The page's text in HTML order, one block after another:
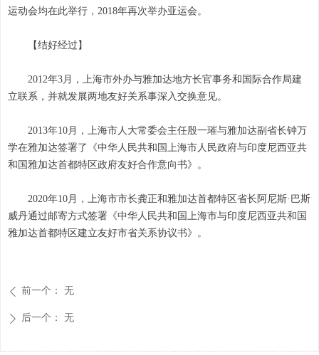
运动会均在此举行，2018年再次举办亚运会。
【结好经过】
2012年3月，上海市外办与雅加达地方长官事务和国际合作局建
立联系，并就发展两地友好关系事深入交换意见。
2013年10月，上海市人大常委会主任殷一璀与雅加达副省长钟万
学在雅加达签署了《中华人民共和国上海市人民政府与印度尼西亚共
和国雅加达首都特区政府友好合作意向书》。
2020年10月，上海市市长龚正和雅加达首都特区省长阿尼斯·巴斯
威丹通过邮寄方式签署《中华人民共和国上海市与印度尼西亚共和国
雅加达首都特区建立友好市省关系协议书》。
ꄴ 前一个： 无
ꄲ 后一个： 无